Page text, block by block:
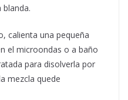
calienta una pequeña
el microondas o a baño
para disolverla por
mezcla quede